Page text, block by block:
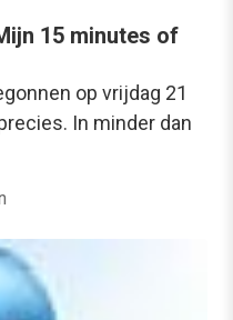
15 minutes of
op vrijdag 21
In minder dan